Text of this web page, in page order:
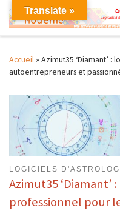
Skip to content
Accueil» Azimut35 ‘Diamant’ :
autoentrepreneurs et
LOGICIELS
Azimut35 ‘Diamant’
professionnel pour
Translate »